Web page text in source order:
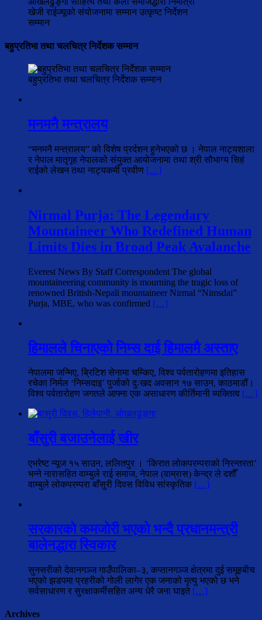
खेजी राईज्यूको संयोजनामा सम्मान उत्कृष्ट निर्देशन
सम्मान
बहुप्रतिभा तथा चलचित्र निर्देशक सम्मान
बहुप्रतिभा तथा चलचित्र निर्देशक सम्मान
मनमनै मन्त्रालय
“मनमनै मन्त्रालय” को विशेष प्रर्दशन हुनेभएको छ । नेपाल नाट्यशाला
र नेपाल मातृगृह नेपालको संयुक्त आयोजनामा तथा श्री सौभाग्य सिहं
राईको लेखन तथा नाट्यकर्मी प्रवीण […]
Nirmal Purja: The Legendary
Mountaineer Who Redefined Human
Limits Dies in Broad Peak Avalanche
Everest News By Staff Correspondent The global
mountaineering community is mourning the tragic loss of
renowned British-Nepali mountaineer Nirmal “Nimsdai”
Purja, MBE, who was confirmed […]
हिमालले चिनाएको निम्स दाई हिमालमै अस्ताए
नेपालमा जन्मिए, ब्रिटिश सेनामा चम्किए, विश्व पर्वतारोहणमा इतिहास
रचेका निर्मल ‘निम्सदाइ’ पुर्जाको दुःखद अवसान १७ साउन, काठमाडौं।
विश्व पर्वतारोहण जगतले आफ्ना एक असाधारण कीर्तिमानी व्यक्तित्व […]
बाँसुरी बजाउनेलाई खीर
एभरेष्ट न्यूज १५ साउन, ललितपुर । ‘किरात लोकपरम्पराको निरन्तरता’
भन्ने नारासहित वाम्बुले राई समाज, नेपाल (वाम्रास) केन्द्र ले दशौँ
वाम्बुले लोकपरम्परा बाँसुरी दिवस विविध सांस्कृतिक […]
सरकारको कमजोरी भएको भन्दै प्रधानमन्त्री
बालेनद्धारा स्विकार
सुनसरीको देवानगञ्ज गाउँपालिका–३, कप्तानगञ्ज क्षेत्रमा दुई समूहबीच
भएको झडपमा प्रहरीको गोली लागेर एक जनाको मृत्यु भएको छ भने
सर्वसाधारण र सुरक्षाकर्मीसहित अन्य धेरै जना घाइते […]
Archives